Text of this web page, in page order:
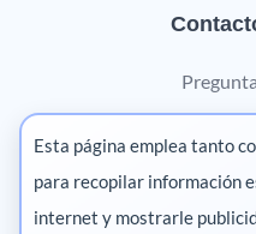
Esta página emplea tanto
para recopilar información
internet y mostrarle